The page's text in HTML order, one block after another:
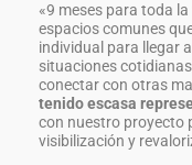
«9 meses para toda
espacios comunes
individual para llegar
situaciones
conectar con otras
tenido escasa
con nuestro proyecto
visibilización y